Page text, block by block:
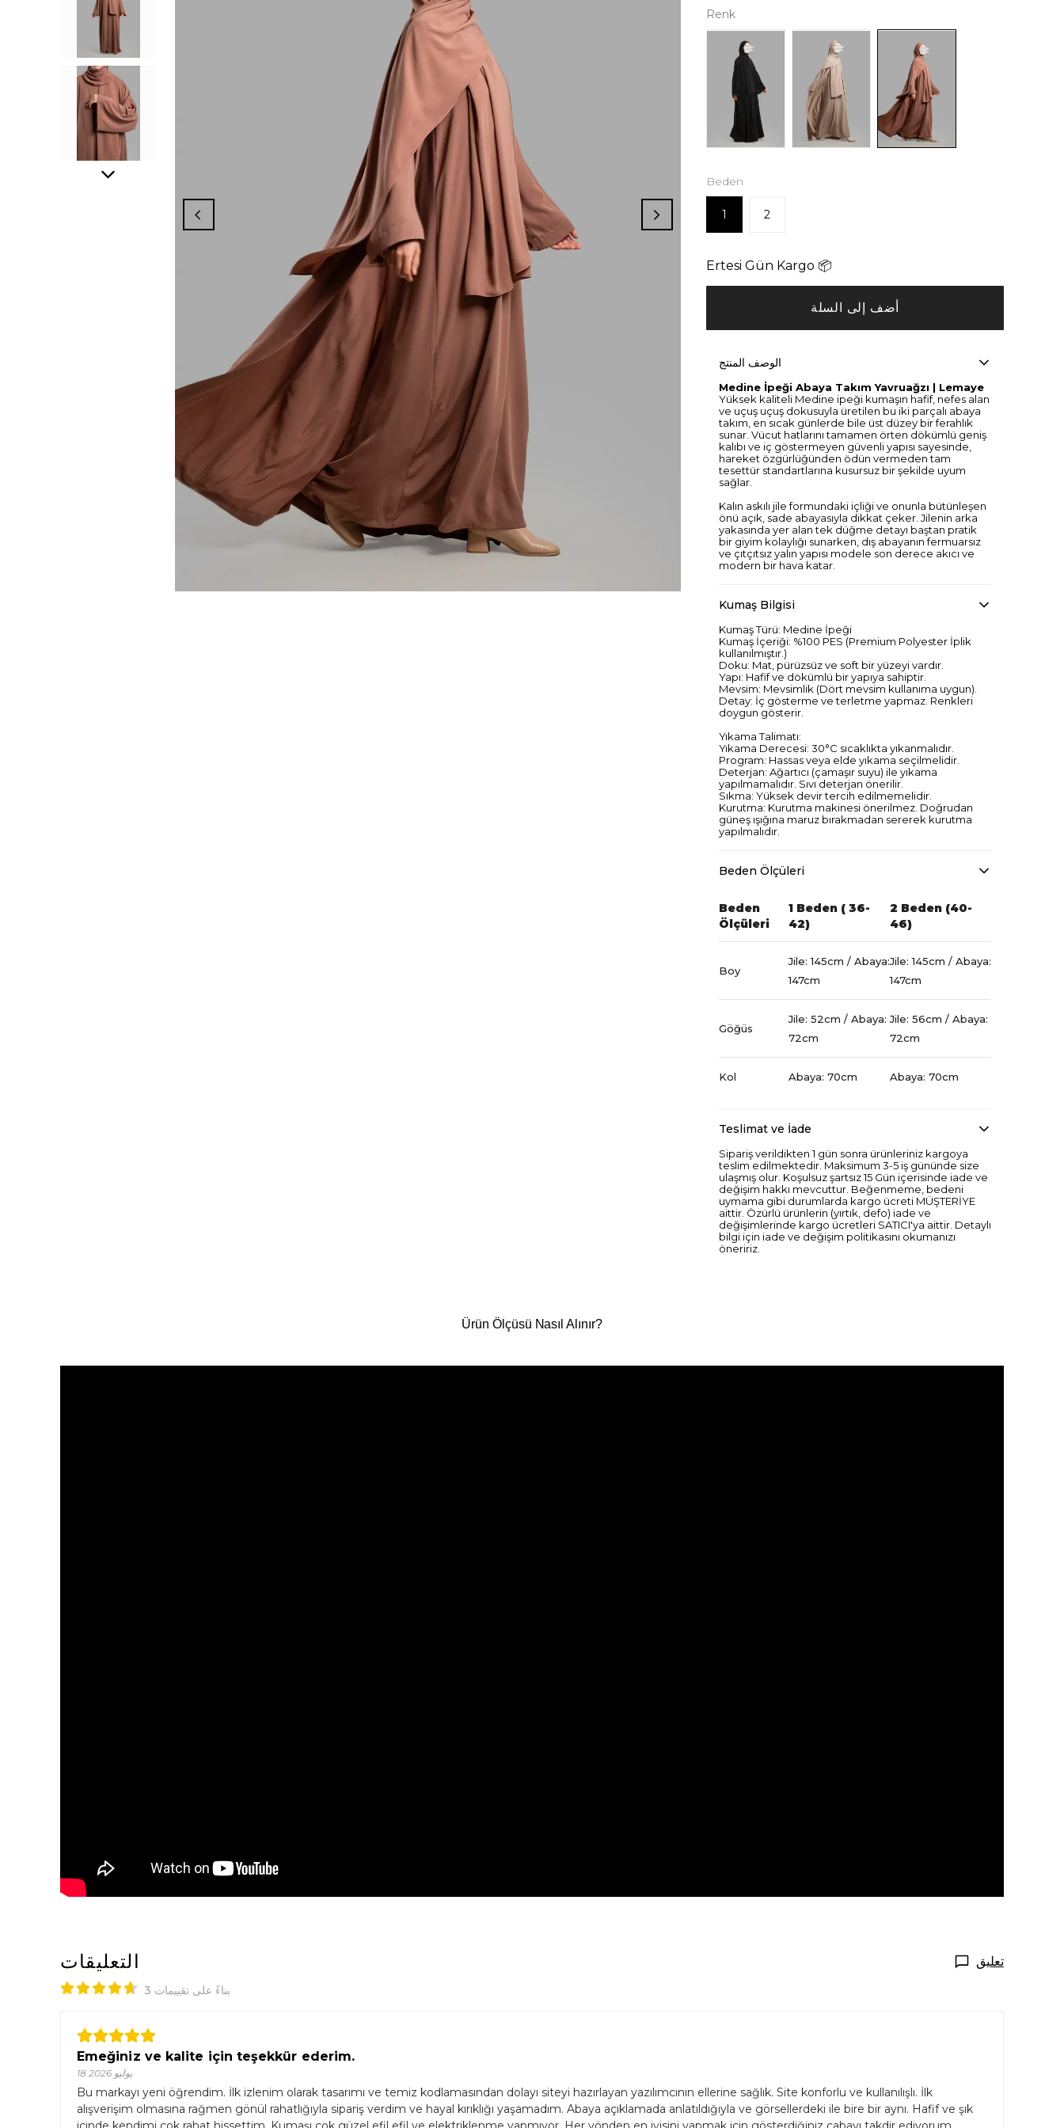
Renk
Beden
1 2
Ertesi Gün Kargo 📦
أضف إلى السلة
الوصف المنتج
Medine İpeği Abaya Takım Yavruağzı | Lemaye
Yüksek kaliteli Medine ipeği kumaşın hafif, nefes alan
ve uçuş uçuş dokusuyla üretilen bu iki parçalı abaya
takım, en sıcak günlerde bile üst düzey bir ferahlık
sunar. Vücut hatlarını tamamen örten dökümlü geniş
kalıbı ve iç göstermeyen güvenli yapısı sayesinde,
hareket özgürlüğünden ödün vermeden tam
tesettür standartlarına kusursuz bir şekilde uyum
sağlar.
Kalın askılı jile formundaki içliği ve onunla bütünleşen
önü açık, sade abayasıyla dikkat çeker. Jilenin arka
yakasında yer alan tek düğme detayı baştan pratik
bir giyim kolaylığı sunarken, dış abayanın fermuarsız
ve çıtçıtsız yalın yapısı modele son derece akıcı ve
modern bir hava katar.
Kumaş Bilgisi
Kumaş Türü: Medine İpeği
Kumaş İçeriği: %100 PES (Premium Polyester İplik
kullanılmıştır.)
Doku: Mat, pürüzsüz ve soft bir yüzeyi vardır.
Yapı: Hafif ve dökümlü bir yapıya sahiptir.
Mevsim: Mevsimlik (Dört mevsim kullanıma uygun).
Detay: İç gösterme ve terletme yapmaz. Renkleri
doygun gösterir.
Yıkama Talimatı:
Yıkama Derecesi: 30°C sıcaklıkta yıkanmalıdır.
Program: Hassas veya elde yıkama seçilmelidir.
Deterjan: Ağartıcı (çamaşır suyu) ile yıkama
yapılmamalıdır. Sıvı deterjan önerilir.
Sıkma: Yüksek devir tercih edilmemelidir.
Kurutma: Kurutma makinesi önerilmez. Doğrudan
güneş ışığına maruz bırakmadan sererek kurutma
yapılmalıdır.
Beden Ölçüleri
Beden
Ölçüleri
1 Beden ( 36-
42)
2 Beden (40-
46)
Boy
Jile: 145cm / Abaya:
147cm
Jile: 145cm / Abaya:
147cm
Göğüs
Jile: 52cm / Abaya:
72cm
Jile: 56cm / Abaya:
72cm
Kol Abaya: 70cm Abaya: 70cm
Teslimat ve İade
Sipariş verildikten 1 gün sonra ürünleriniz kargoya
teslim edilmektedir. Maksimum 3-5 iş gününde size
ulaşmış olur. Koşulsuz şartsız 15 Gün içerisinde iade ve
değişim hakkı mevcuttur. Beğenmeme, bedeni
uymama gibi durumlarda kargo ücreti MÜŞTERİYE
aittir. Özürlü ürünlerin (yırtık, defo) iade ve
değişimlerinde kargo ücretleri SATICI'ya aittir. Detaylı
bilgi için iade ve değişim politikasını okumanızı
öneririz.
Ürün Ölçüsü Nasıl Alınır?
التعليقات تعليق
بناءً على تقييمات 3
Emeğiniz ve kalite için teşekkür ederim.
18 يوليو 2026
Bu markayı yeni öğrendim. İlk izlenim olarak tasarımı ve temiz kodlamasından dolayı siteyi hazırlayan yazılımcının ellerine sağlık. Site konforlu ve kullanılışlı. İlk
alışverişim olmasına rağmen gönül rahatlığıyla sipariş verdim ve hayal kırıklığı yaşamadım. Abaya açıklamada anlatıldığıyla ve görsellerdeki ile bire bir aynı. Hafif ve şık